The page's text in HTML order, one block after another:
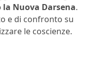
Nuova Darsena.
e di confronto su
le coscienze.